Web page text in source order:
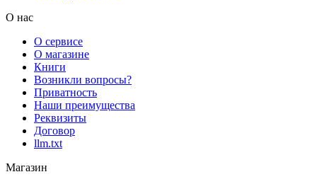
О нас
О сервисе
О магазине
Книги
Возникли вопросы?
Приватность
Наши преимущества
Реквизиты
Договор
llm.txt
Магазин